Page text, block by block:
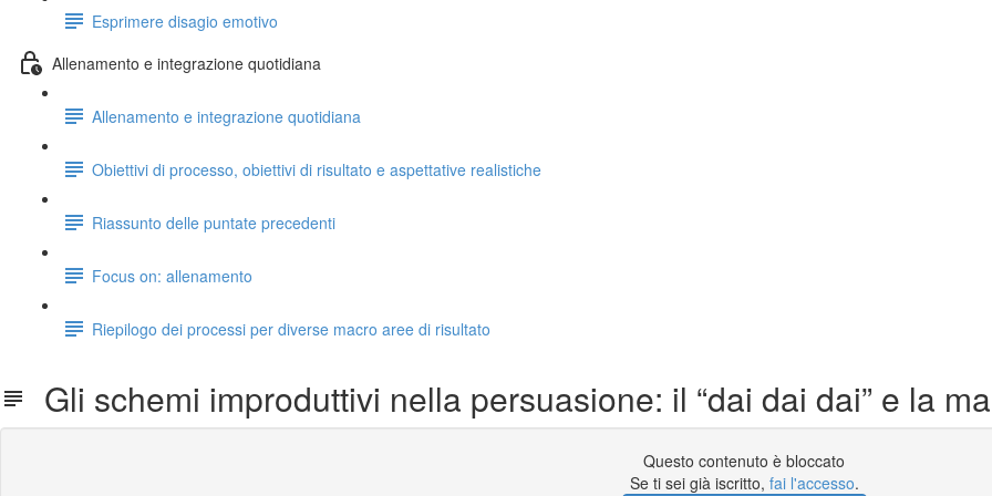
Esprimere disagio emotivo
Allenamento e integrazione quotidiana
Allenamento e integrazione quotidiana
Obiettivi di processo, obiettivi di risultato e aspettative realistiche
Riassunto delle puntate precedenti
Focus on: allenamento
Riepilogo dei processi per diverse macro aree di risultato
Gli schemi improduttivi nella persuasione: il “dai dai dai” e la
Questo contenuto è bloccato
Se ti sei già iscritto, fai l'accesso.